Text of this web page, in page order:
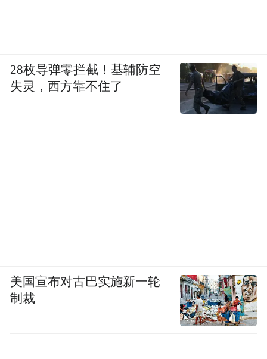
28枚导弹零拦截！基辅防空
失灵，西方靠不住了
美国宣布对古巴实施新一轮
制裁